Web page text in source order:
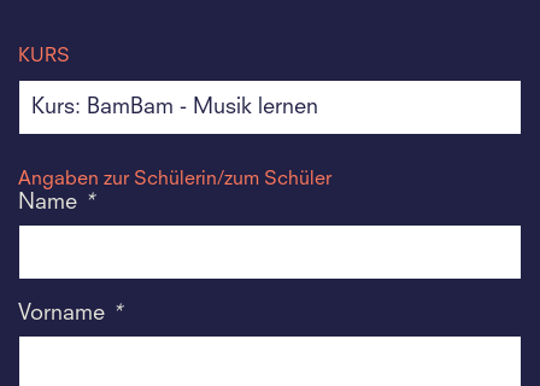
KURS
Angaben zur Schülerin/zum Schüler
Name *
Vorname *